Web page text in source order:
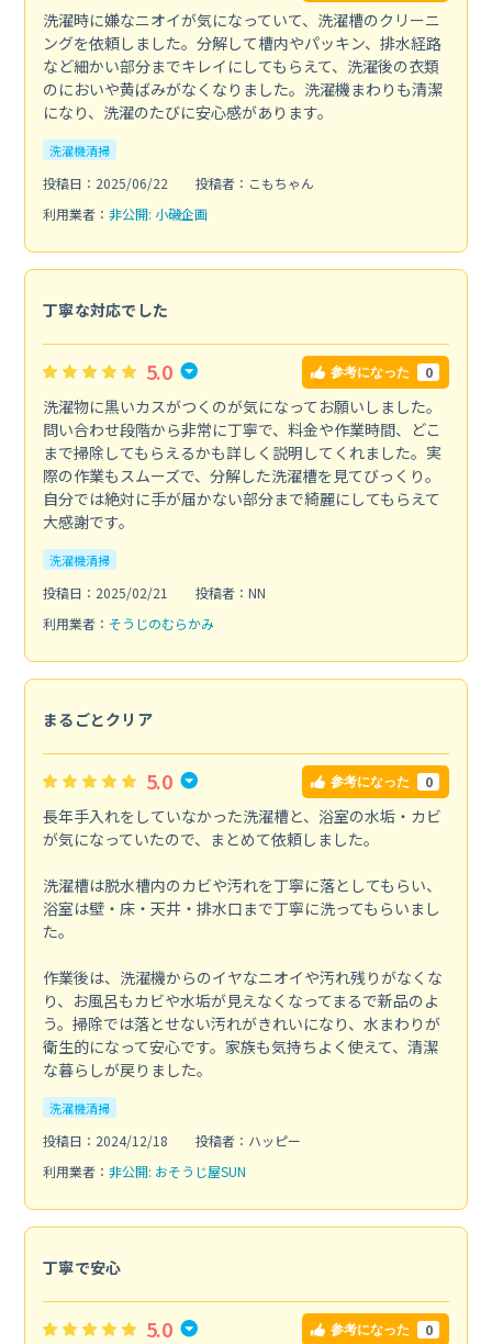
洗濯時に嫌なニオイが気になっていて、洗濯槽のクリーニ
ングを依頼しました。分解して槽内やパッキン、排水経路
など細かい部分までキレイにしてもらえて、洗濯後の衣類
のにおいや黄ばみがなくなりました。洗濯機まわりも清潔
になり、洗濯のたびに安心感があります。
洗濯機清掃
投稿日：2025/06/22
投稿者：こもちゃん
利用業者： 非公開: 小磯企画
丁寧な対応でした
5.0 参考になった 0
洗濯物に黒いカスがつくのが気になってお願いしました。
問い合わせ段階から非常に丁寧で、料金や作業時間、どこ
まで掃除してもらえるかも詳しく説明してくれました。実
際の作業もスムーズで、分解した洗濯槽を見てびっくり。
自分では絶対に手が届かない部分まで綺麗にしてもらえて
大感謝です。
洗濯機清掃
投稿日：2025/02/21
投稿者：NN
利用業者： そうじのむらかみ
まるごとクリア
5.0 参考になった 0
長年手入れをしていなかった洗濯槽と、浴室の水垢・カビ
が気になっていたので、まとめて依頼しました。
洗濯槽は脱水槽内のカビや汚れを丁寧に落としてもらい、
浴室は壁・床・天井・排水口まで丁寧に洗ってもらいまし
た。
作業後は、洗濯機からのイヤなニオイや汚れ残りがなくな
り、お風呂もカビや水垢が見えなくなってまるで新品のよ
う。掃除では落とせない汚れがきれいになり、水まわりが
衛生的になって安心です。家族も気持ちよく使えて、清潔
な暮らしが戻りました。
洗濯機清掃
投稿日：2024/12/18
投稿者：ハッピー
利用業者： 非公開: おそうじ屋SUN
丁寧で安心
5.0 参考になった 0